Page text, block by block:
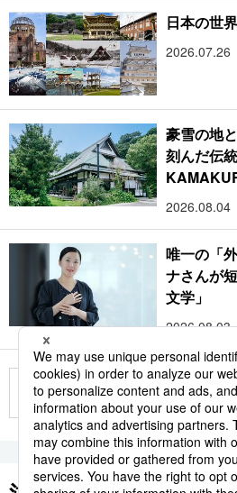
日本の世
2026.07.26
豪雪の地
刻んだ伝
2026.08.04
唯一の「
ナさんが
文学」
2026.08.03
もっと見る